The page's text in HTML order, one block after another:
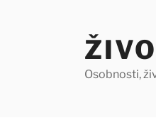
Osobnosti,